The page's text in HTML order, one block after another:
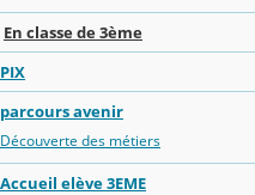
En classe de 3ème
PIX
parcours avenir
Découverte des métiers
Accueil elève 3EME